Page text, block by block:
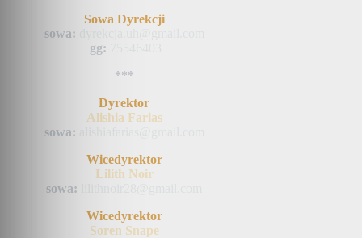
Sowa Dyrekcji
sowa:
gg:
***
Dyrektor
Alishia Farias
sowa:
Wicedyrektor
Lilith Noir
sowa:
Wicedyrektor
Soren Snape